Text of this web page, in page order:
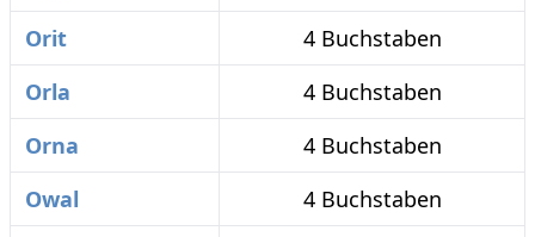
Orit
4 Buchstaben
Orla
4 Buchstaben
Orna
4 Buchstaben
Owal
4 Buchstaben